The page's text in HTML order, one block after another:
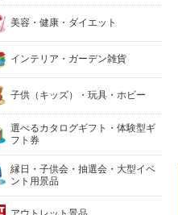
美容・健康・ダイエット
インテリア・ガーデン雑貨
子供（キッズ）・玩具・ホビー
選べるカタログギフト・体験型ギ
フト券
縁日・子供会・抽選会・大型イベ
ント用景品